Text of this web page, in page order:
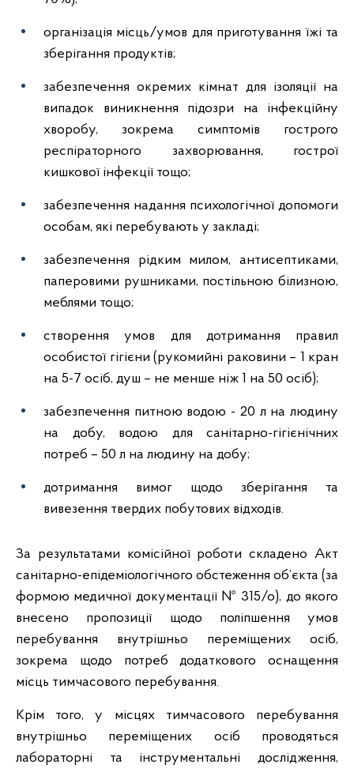
організація місць/умов для приготування їжі та
зберігання продуктів;
забезпечення окремих кімнат для ізоляції на
випадок виникнення підозри на інфекційну
хворобу, зокрема симптомів гострого
респіраторного захворювання, гострої
кишкової інфекції тощо;
забезпечення надання психологічної допомоги
особам, які перебувають у закладі;
забезпечення рідким милом, антисептиками,
паперовими рушниками, постільною білизною,
меблями тощо;
створення умов для дотримання правил
особистої гігієни (рукомийні раковини – 1 кран
на 5-7 осіб, душ – не менше ніж 1 на 50 осіб);
забезпечення питною водою - 20 л на людину
на добу, водою для санітарно-гігієнічних
потреб – 50 л на людину на добу;
дотримання вимог щодо зберігання та
вивезення твердих побутових відходів.
За результатами комісійної роботи складено Акт
санітарно-епідеміологічного обстеження об’єкта (за
формою медичної документації № 315/о), до якого
внесено пропозиції щодо поліпшення умов
перебування внутрішньо переміщених осіб,
зокрема щодо потреб додаткового оснащення
місць тимчасового перебування.
Крім того, у місцях тимчасового перебування
внутрішньо переміщених осіб проводяться
лабораторні та інструментальні дослідження,